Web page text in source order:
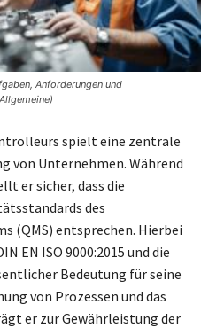
Anforderungen und
spielt eine zentrale
von Unternehmen. Während
er sicher, dass die
des
(QMS) entsprechen. Hierbei
EN ISO 9000:2015 und die
Bedeutung für seine
von Prozessen und das
er zur Gewährleistung der